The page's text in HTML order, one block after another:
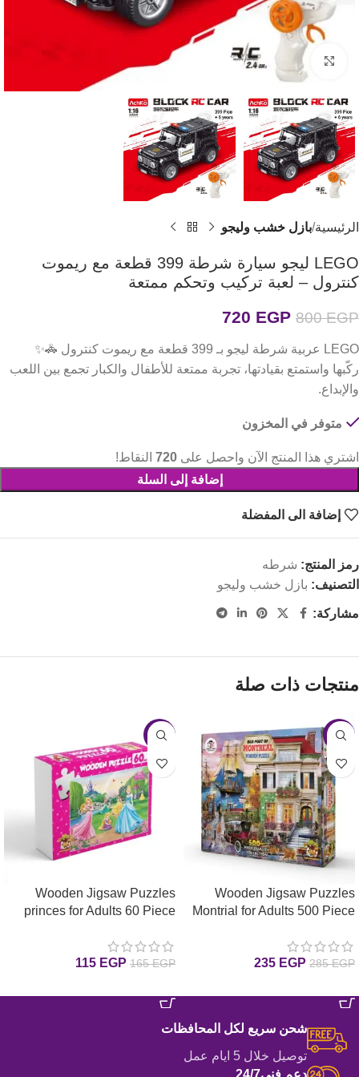
اضغط للتكبير
الرئيسية بازل خشب وليجو
LEGO ليجو سيارة شرطة 399 قطعة مع ريموت
كنترول – لعبة تركيب وتحكم ممتعة
800EGP
720 EGP
LEGO عربية شرطة ليجو بـ 399 قطعة مع ريموت كنترول 🚓✨
ركّبها واستمتع بقيادتها، تجربة ممتعة للأطفال والكبار تجمع بين اللعب
والإبداع.
متوفر في المخزون
اشتري هذا المنتج الآن واحصل على 720 النقاط!
إضافة إلى السلة
إضافة الى المفضلة
رمز المنتج: شرطه
التصنيف: بازل خشب وليجو
مشاركة:
منتجات ذات صلة
-18%
Wooden Jigsaw Puzzles
Montrial for Adults 500 Piece
مونتريال خشب قطعة
285EGP
235 EGP
-30%
Wooden Jigsaw Puzzles
princes for Adults 60 Piece
اميرات خشب قطعة
165EGP
115 EGP
شحن سريع لكل المحافظات
توصيل خلال 5 ايام عمل
دعم فني24/7